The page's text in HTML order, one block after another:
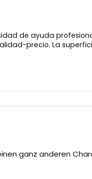
de ayuda
precio. La
ganz anderen